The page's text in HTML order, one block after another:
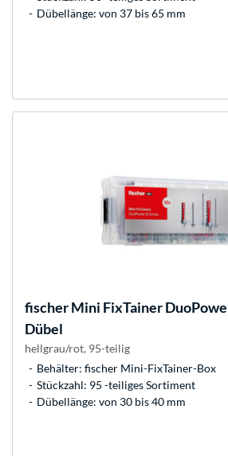
Dübellänge: von 37 bis 65 mm
fischerMini FixTainer
Dübel
hellgrau/rot, 95-teilig
Behälter: fischer Mini-FixTainer-Box
Stückzahl: 95 -teiliges Sortiment
Dübellänge: von 30 bis 40 mm